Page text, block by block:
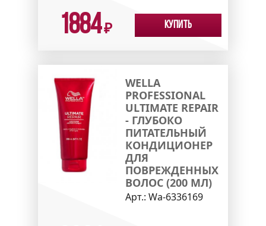
1884₽ Купить
WELLA
PROFESSIONAL
ULTIMATE REPAIR
- ГЛУБОКО
ПИТАТЕЛЬНЫЙ
КОНДИЦИОНЕР
ДЛЯ
ПОВРЕЖДЕННЫХ
ВОЛОС (200 МЛ)
Арт.: Wa-6336169